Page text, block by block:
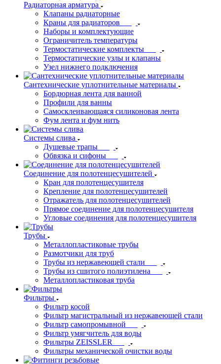
Радиаторная арматура
Клапаны радиаторные
Краны для радиаторов
Наборы и комплектующие
Ограничитель температуры
Термостатические комплекты
Термостатические узлы и клапаны
Узел нижнего подключения
Сантехнические уплотнительные материалы
Бордюрная лента для ванной
Профили для ванны
Самосклеивающаяся силиконовая лента
Фум лента и фум нить
Системы слива
Душевые трапы
Обвязка и сифоны
Соединение для полотенцесушителей
Кран для полотенцесушителя
Крепление для полотенцесушителей
Отражатель для полотенцесушителей
Прямое соединение для полотенцесушителя
Угловые соединения для полотенцесушителя
Трубы
Металлопластиковые трубы
Размотчики для труб
Трубы из нержавеющей стали
Трубы из сшитого полиэтилена
Металлопластиковая труба
Фильтры
Фильтр косой
Фильтр магистральный из нержавеющей стали
Фильтр самопромывной
Фильтр умягчитель для воды
Фильтры ZEISSLER
Фильтры механической очистки воды